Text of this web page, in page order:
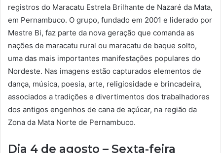
registros do Maracatu Estrela Brilhante de Nazaré da Mata,
em Pernambuco. O grupo, fundado em 2001 e liderado por
Mestre Bi, faz parte da nova geração que comanda as
nações de maracatu rural ou maracatu de baque solto,
uma das mais importantes manifestações populares do
Nordeste. Nas imagens estão capturados elementos de
dança, música, poesia, arte, religiosidade e brincadeira,
associados a tradições e divertimentos dos trabalhadores
dos antigos engenhos de cana de açúcar, na região da
Zona da Mata Norte de Pernambuco.
Dia 4 de agosto – Sexta-feira